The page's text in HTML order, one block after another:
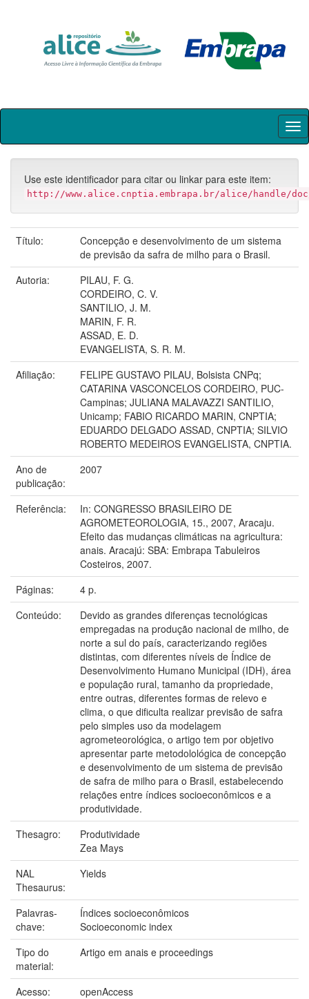
Skip
Use este identificador para citar ou linkar para este item:
http://www.alice.cnptia.embrapa.br/alice/handle/
Título:
Concepção e desenvolvimento de um sistema
de previsão da safra de milho para o Brasil.
Autoria:
PILAU, F. G.
CORDEIRO, C. V.
SANTILIO, J. M.
MARIN, F. R.
ASSAD, E. D.
EVANGELISTA, S. R. M.
Afiliação:
FELIPE GUSTAVO PILAU, Bolsista CNPq;
CATARINA VASCONCELOS CORDEIRO, PUC-
Campinas; JULIANA MALAVAZZI SANTILIO,
Unicamp; FABIO RICARDO MARIN, CNPTIA;
EDUARDO DELGADO ASSAD, CNPTIA; SILVIO
ROBERTO MEDEIROS EVANGELISTA, CNPTIA.
Ano de
publicação:
2007
Referência:
In: CONGRESSO BRASILEIRO DE
AGROMETEOROLOGIA, 15., 2007, Aracaju.
Efeito das mudanças climáticas na agricultura:
anais. Aracajú: SBA: Embrapa Tabuleiros
Costeiros, 2007.
Páginas:
4 p.
Conteúdo:
Devido as grandes diferenças tecnológicas
empregadas na produção nacional de milho, de
norte a sul do país, caracterizando regiões
distintas, com diferentes níveis de Índice de
Desenvolvimento Humano Municipal (IDH), área
e população rural, tamanho da propriedade,
entre outras, diferentes formas de relevo e
clima, o que dificulta realizar previsão de safra
pelo simples uso da modelagem
agrometeorológica, o artigo tem por objetivo
apresentar parte metodolológica de concepção
e desenvolvimento de um sistema de previsão
de safra de milho para o Brasil, estabelecendo
relações entre índices socioeconômicos e a
produtividade.
Thesagro:
Produtividade
Zea Mays
NAL
Thesaurus:
Yields
Palavras-
chave:
Índices socioeconômicos
Socioeconomic index
Tipo do
material:
Artigo em anais e proceedings
Acesso:
openAccess